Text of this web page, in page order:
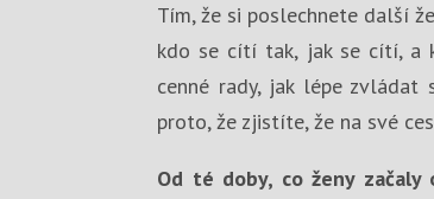
Tím, že si poslechnete další
kdo se cítí tak, jak se cítí, a
cenné rady, jak lépe
proto, že zjistíte, že na své
Od té doby, co ženy